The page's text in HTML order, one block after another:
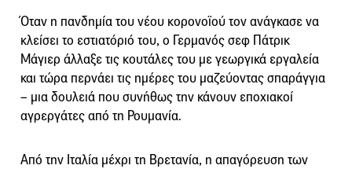
Όταν η πανδημία του νέου κορονοϊού τον ανάγκασε να
κλείσει το εστιατόριό του, ο Γερμανός σεφ Πάτρικ
Μάγιερ άλλαξε τις κουτάλες του με γεωργικά εργαλεία
και τώρα περνάει τις ημέρες του μαζεύοντας σπαράγγια
– μια δουλειά που συνήθως την κάνουν εποχιακοί
αγρεργάτες από τη Ρουμανία.
Από την Ιταλία μέχρι τη Βρετανία, η απαγόρευση των